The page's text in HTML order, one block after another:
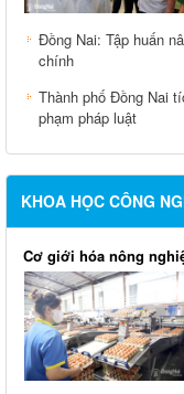
Đồng Nai: Tập huấn
chính
Thành phố Đồng Nai
phạm pháp luật
KHOA HỌC CÔNG
Cơ giới hóa nông